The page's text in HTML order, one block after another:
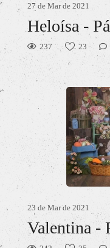
27 de Mar de 2021
Heloísa -
237 23
23 de Mar de 2021
Valentina -